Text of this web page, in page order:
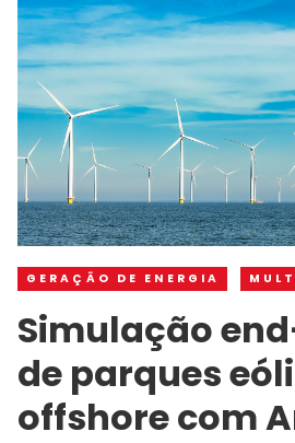
GERAÇÃO DE ENERGIA
Simulação
de parques
offshore com